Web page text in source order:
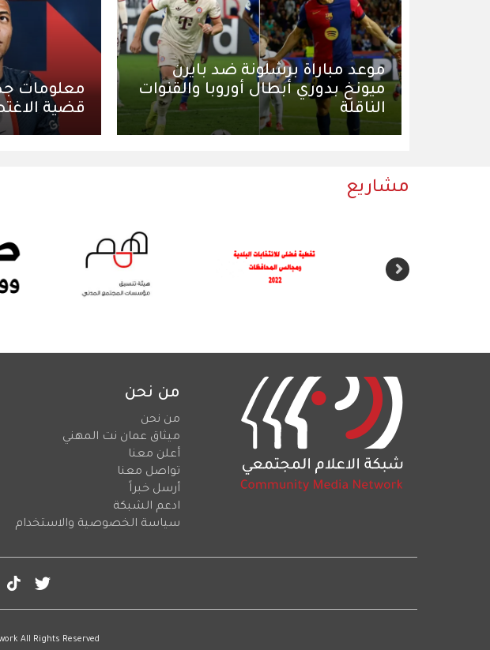
موعد مباراة برشلونة ضد بايرن
ميونخ بدوري أبطال أوروبا والقنوات
الناقلة
معلومات
قضية
مشاريع
من نحن
من نحن
ميثاق عمان نت المهني
أعلن معنا
تواصل معنا
أرسل خبراً
ادعم الشبكة
سياسة الخصوصية والاستخدام
All Rights Reserved